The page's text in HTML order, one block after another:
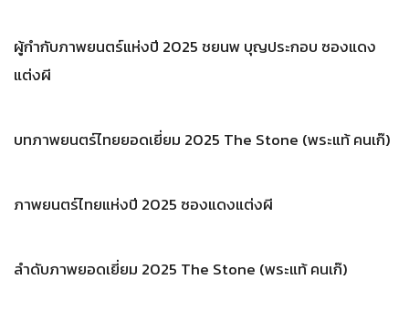
ผู้กำกับภาพยนตร์แห่งปี 2025 ชยนพ บุญประกอบ ซองแดง
แต่งผี
บทภาพยนตร์ไทยยอดเยี่ยม 2025 The Stone (พระแท้ คนเก๊)
ภาพยนตร์ไทยแห่งปี 2025 ซองแดงแต่งผี
ลำดับภาพยอดเยี่ยม 2025 The Stone (พระแท้ คนเก๊)